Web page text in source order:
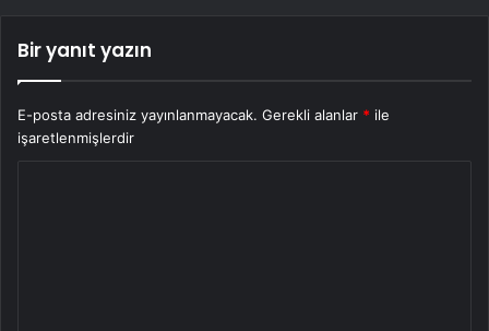
Bir yanıt yazın
E-posta adresiniz yayınlanmayacak. Gerekli alanlar * ile
işaretlenmişlerdir